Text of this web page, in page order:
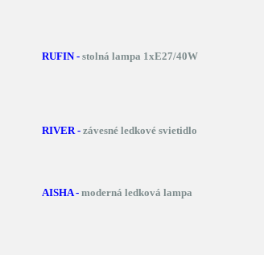
RUFIN - stolná lampa 1xE27/40W
RIVER - závesné ledkové svietidlo
AISHA - moderná ledková lampa